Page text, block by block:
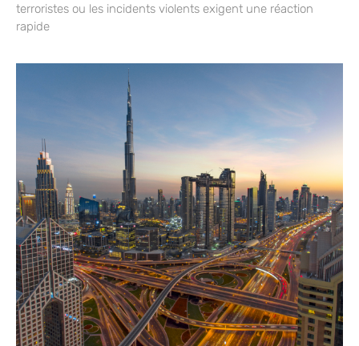
terroristes ou les incidents violents exigent une réaction
rapide